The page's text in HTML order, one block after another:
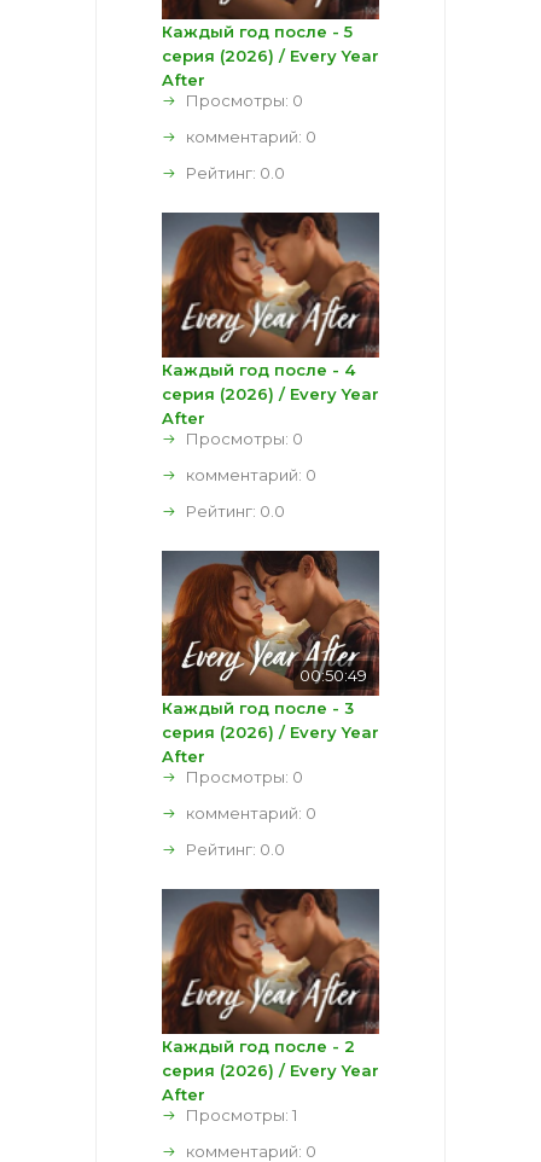
Каждый год после - 5
серия (2026) / Every Year
After
Просмотры: 0
комментарий: 0
Рейтинг: 0.0
Каждый год после - 4
серия (2026) / Every Year
After
Просмотры: 0
комментарий: 0
Рейтинг: 0.0
00:50:49
Каждый год после - 3
серия (2026) / Every Year
After
Просмотры: 0
комментарий: 0
Рейтинг: 0.0
Каждый год после - 2
серия (2026) / Every Year
After
Просмотры: 1
комментарий: 0